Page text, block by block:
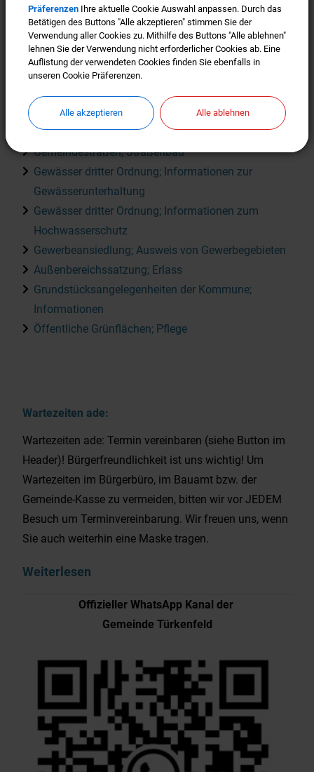
Wartezeiten ade:
Wartezeiten ade: Termin vereinbaren (siehe Button im
Header)! Bürgerfreundlichkeit ist uns wichtig! Um
Wartezeiten im Bürgerbüro, im Bauamt bzw. der
Gemeinde-Kasse zu vermeiden, bitten wir vor JEDEM
Besuch um Terminvereinbarung. Wir freuen uns, wenn
Sie auch weiterhin eine Maske tragen.
Weiterlesen
Offizieller WhatsApp Kanal der
Gemeinde Türkenfeld
Abwasserentsorgung; Beantragung eines
Grundstücksanschlusses
Feldgeschworene; Beauftragung
Feldgeschworene; Bestellung, Wahl und Entlassung
Flächennutzungsplan; Aufstellung
Gemeindestraßen, Wege und Plätze; Widmung
Gemeindestraßen; Straßenbau
Gewässer dritter Ordnung; Informationen zur
Gewässerunterhaltung
Gewässer dritter Ordnung; Informationen zum
Hochwasserschutz
Gewerbeansiedlung; Ausweis von Gewerbegebieten
Außenbereichssatzung; Erlass
Grundstücksangelegenheiten der Kommune;
Informationen
Öffentliche Grünflächen; Pflege
Präferenzen Ihre aktuelle Cookie Auswahl anpassen. Durch das
Betätigen des Buttons "Alle akzeptieren" stimmen Sie der
Verwendung aller Cookies zu. Mithilfe des Buttons "Alle ablehnen"
lehnen Sie der Verwendung nicht erforderlicher Cookies ab. Eine
Auflistung der verwendeten Cookies finden Sie ebenfalls in
unseren Cookie Präferenzen.
Alle akzeptieren Alle ablehnen
Präferenzen Ihre aktuelle Cookie Auswahl anpassen. Durch das
Betätigen des Buttons "Alle akzeptieren" stimmen Sie der
Verwendung aller Cookies zu. Mithilfe des Buttons "Alle ablehnen"
lehnen Sie der Verwendung nicht erforderlicher Cookies ab. Eine
Auflistung der verwendeten Cookies finden Sie ebenfalls in
unseren Cookie Präferenzen.
Alle akzeptieren Alle ablehnen